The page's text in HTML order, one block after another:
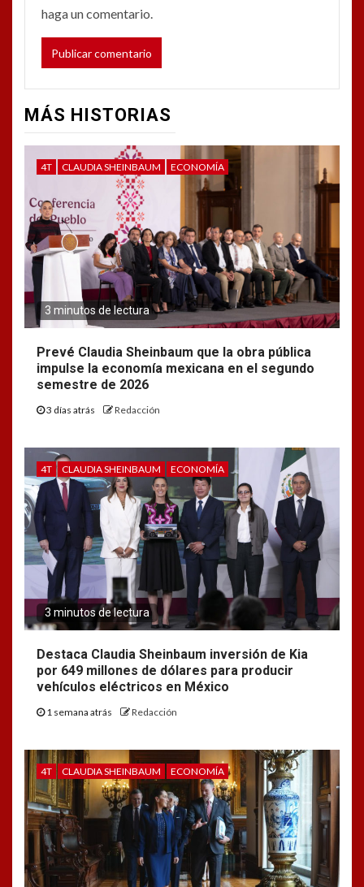
haga un comentario.
MÁS HISTORIAS
4T CLAUDIA SHEINBAUM ECONOMÍA
3 minutos de lectura
Prevé Claudia Sheinbaum que la obra pública
impulse la economía mexicana en el segundo
semestre de 2026
3 días atrás Redacción
4T CLAUDIA SHEINBAUM ECONOMÍA
3 minutos de lectura
Destaca Claudia Sheinbaum inversión de Kia
por 649 millones de dólares para producir
vehículos eléctricos en México
1 semana atrás Redacción
4T CLAUDIA SHEINBAUM ECONOMÍA